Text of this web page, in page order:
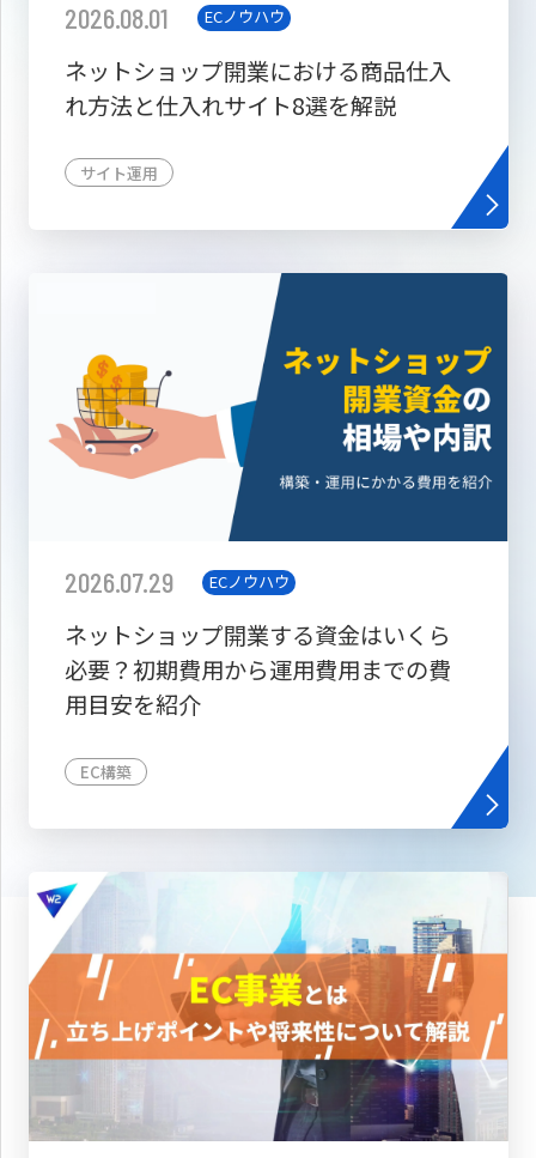
2026.08.01 ECノウハウ
ネットショップ開業における商品仕入
れ方法と仕入れサイト8選を解説
サイト運用
2026.07.29 ECノウハウ
ネットショップ開業する資金はいくら
必要？初期費用から運用費用までの費
用目安を紹介
EC構築